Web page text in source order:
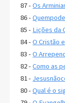
87 -Os
86 -
85 - Lições da
84 -O Cristão
83 -O
82 -Como as
81 -
80 -Qual é o